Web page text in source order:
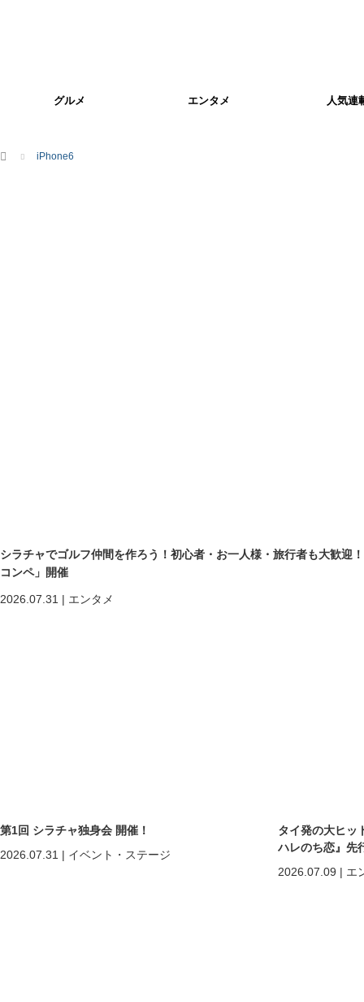
グルメ エンタメ 人気連
ホーム iPhone6
シラチャでゴルフ仲間を作ろう！初心者・お一人様・旅行者も大歓迎
コンペ」開催
2026.07.31 | エンタメ
第1回 シラチャ独身会 開催！
2026.07.31 | イベント・ステージ
タイ発の大ヒッ
ハレのち恋』先
2026.07.09 | エ